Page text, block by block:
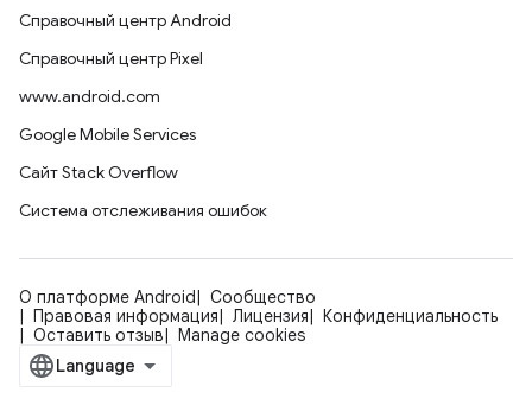
Справочный центр Android
Справочный центр Pixel
www.android.com
Google Mobile Services
Сайт Stack Overflow
Система отслеживания ошибок
О платформе Android
Сообщество
Правовая информация
Лицензия
Конфиденциальность
Оставить отзыв
Manage cookies